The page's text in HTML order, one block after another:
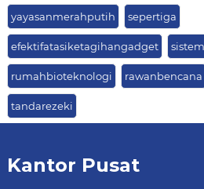
yayasanmerahputih sepertiga
efektifatasiketagihangadget
rumahbioteknologi rawanbencana
tandarezeki
Kantor Pusat